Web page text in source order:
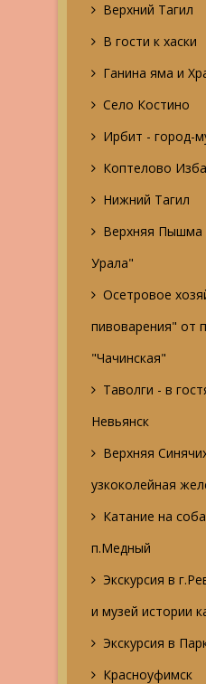
Верхний Тагил
В гости к хаски
Ганина яма и
Село Костино
Ирбит - город-
Коптелово
Нижний Тагил
Верхняя Пышма
Урала"
Осетровое
пивоварения" от
"Чачинская"
Таволги - в
Невьянск
Верхняя
узкоколейная
Катание на
п.Медный
Экскурсия в
и музей истории
Экскурсия в
Красноуфимск